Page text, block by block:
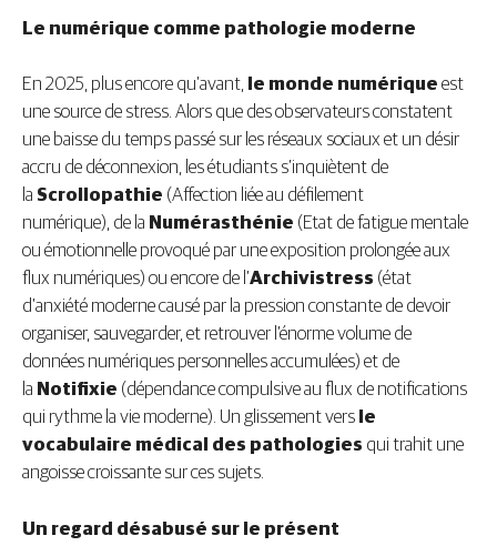
Le numérique comme pathologie moderne
En 2025, plus encore qu’avant, le monde numérique est
une source de stress. Alors que des observateurs constatent
une baisse du temps passé sur les réseaux sociaux et un désir
accru de déconnexion, les étudiants s’inquiètent de
la Scrollopathie (Affection liée au défilement
numérique), de la Numérasthénie (Etat de fatigue mentale
ou émotionnelle provoqué par une exposition prolongée aux
flux numériques) ou encore de l’Archivistress (état
d’anxiété moderne causé par la pression constante de devoir
organiser, sauvegarder, et retrouver l’énorme volume de
données numériques personnelles accumulées) et de
la Notifixie (dépendance compulsive au flux de notifications
qui rythme la vie moderne). Un glissement vers le
vocabulaire médical des pathologies qui trahit une
angoisse croissante sur ces sujets.
Un regard désabusé sur le présent